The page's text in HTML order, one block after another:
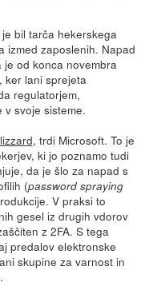
bil tarča hekerskega
izmed zaposlenih. Napad
od konca novembra
ker lani sprejeta
regulatorjem,
v svoje sisteme.
, trdi Microsoft. To je
ki jo poznamo tudi
da je šlo za napad s
(password spraying
V praksi to
gesel iz drugih vdorov
z 2FA. S tega
predalov elektronske
skupine za varnost in